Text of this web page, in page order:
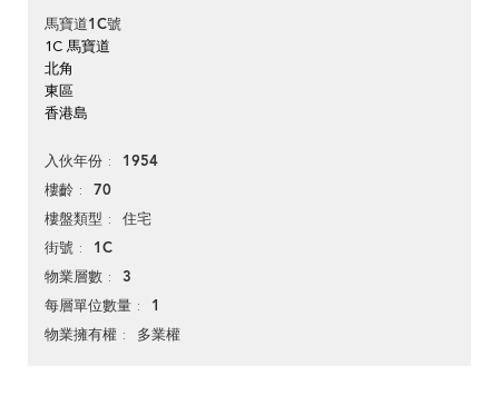
馬寶道1C號
1C 馬寶道
北角
東區
香港島
入伙年份 1954
樓齡 70
樓盤類型 住宅
街號 1C
物業層數 3
每層單位數量 1
物業擁有權 多業權